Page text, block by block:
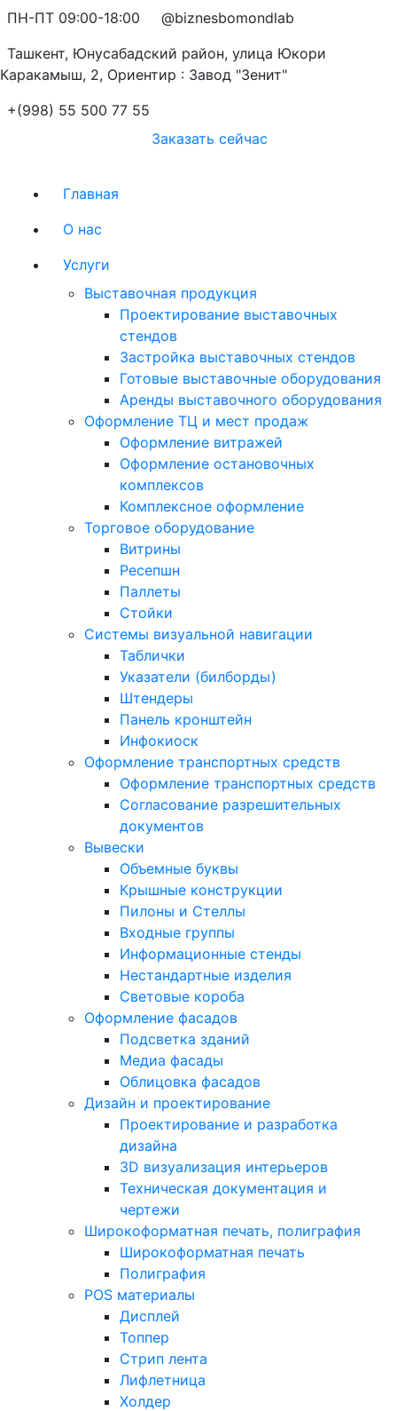
ПН-ПТ 09:00-18:00
@biznesbomondlab
Ташкент, Юнусабадский район, улица Юкори
Каракамыш, 2, Ориентир : Завод "Зенит"
+(998) 55 500 77 55
Заказать сейчас
Главная
О нас
Услуги
Выставочная продукция
Проектирование выставочных
стендов
Застройка выставочных стендов
Готовые выставочные оборудования
Аренды выставочного оборудования
Оформление ТЦ и мест продаж
Оформление витражей
Оформление остановочных
комплексов
Комплексное оформление
Торговое оборудование
Витрины
Ресепшн
Паллеты
Стойки
Системы визуальной навигации
Таблички
Указатели (билборды)
Штендеры
Панель кронштейн
Инфокиоск
Оформление транспортных средств
Оформление транспортных средств
Согласование разрешительных
документов
Вывески
Объемные буквы
Крышные конструкции
Пилоны и Стеллы
Входные группы
Информационные стенды
Нестандартные изделия
Световые короба
Оформление фасадов
Подсветка зданий
Медиа фасады
Облицовка фасадов
Дизайн и проектирование
Проектирование и разработка
дизайна
3D визуализация интерьеров
Техническая документация и
чертежи
Широкоформатная печать, полиграфия
Широкоформатная печать
Полиграфия
POS материалы
Дисплей
Топпер
Стрип лента
Лифлетница
Холдер